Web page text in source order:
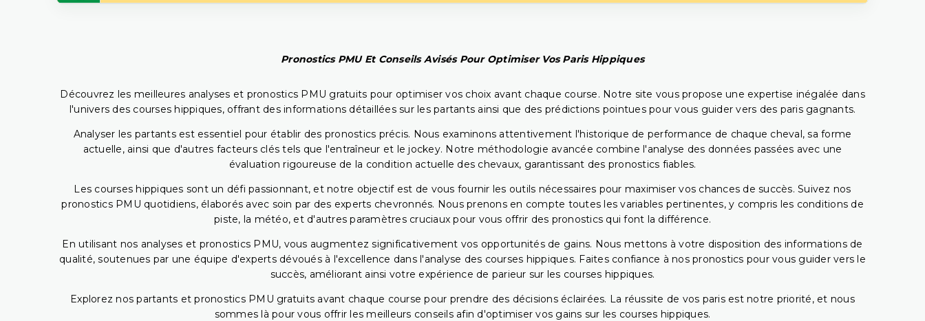
Pronostics PMU Et Conseils Avisés Pour Optimiser Vos Paris Hippiques
Découvrez les meilleures analyses et pronostics PMU gratuits pour optimiser vos choix avant chaque course. Notre site vous propose une expertise inégalée dans
l'univers des courses hippiques, offrant des informations détaillées sur les partants ainsi que des prédictions pointues pour vous guider vers des paris gagnants.
Analyser les partants est essentiel pour établir des pronostics précis. Nous examinons attentivement l'historique de performance de chaque cheval, sa forme
actuelle, ainsi que d'autres facteurs clés tels que l'entraîneur et le jockey. Notre méthodologie avancée combine l'analyse des données passées avec une
évaluation rigoureuse de la condition actuelle des chevaux, garantissant des pronostics fiables.
Les courses hippiques sont un défi passionnant, et notre objectif est de vous fournir les outils nécessaires pour maximiser vos chances de succès. Suivez nos
pronostics PMU quotidiens, élaborés avec soin par des experts chevronnés. Nous prenons en compte toutes les variables pertinentes, y compris les conditions de
piste, la météo, et d'autres paramètres cruciaux pour vous offrir des pronostics qui font la différence.
En utilisant nos analyses et pronostics PMU, vous augmentez significativement vos opportunités de gains. Nous mettons à votre disposition des informations de
qualité, soutenues par une équipe d'experts dévoués à l'excellence dans l'analyse des courses hippiques. Faites confiance à nos pronostics pour vous guider vers le
succès, améliorant ainsi votre expérience de parieur sur les courses hippiques.
Explorez nos partants et pronostics PMU gratuits avant chaque course pour prendre des décisions éclairées. La réussite de vos paris est notre priorité, et nous
sommes là pour vous offrir les meilleurs conseils afin d'optimiser vos gains sur les courses hippiques.